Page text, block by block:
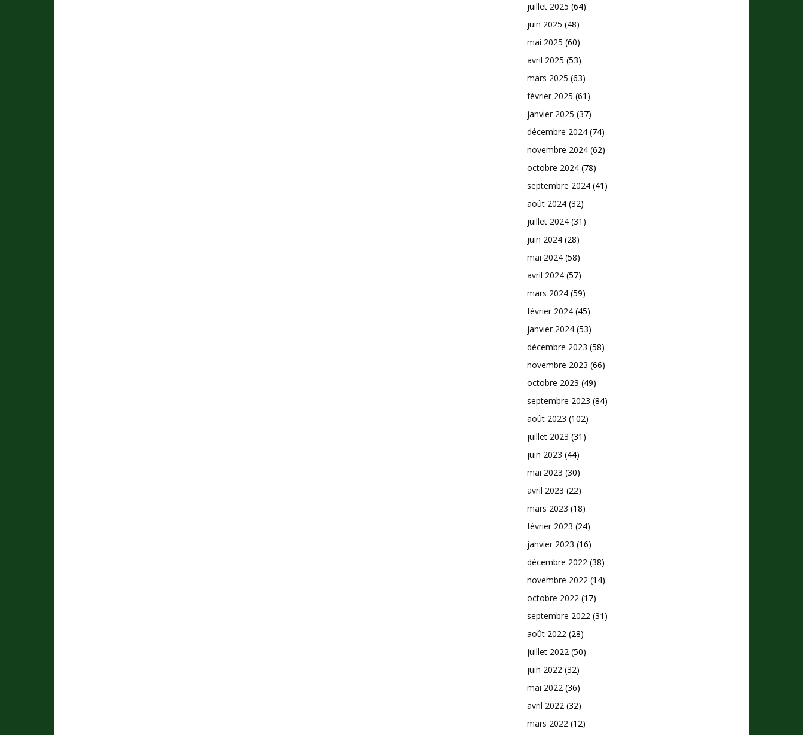
juillet 2025 (64)
juin 2025 (48)
mai 2025 (60)
avril 2025 (53)
mars 2025 (63)
février 2025 (61)
janvier 2025 (37)
décembre 2024 (74)
novembre 2024 (62)
octobre 2024 (78)
septembre 2024 (41)
août 2024 (32)
juillet 2024 (31)
juin 2024 (28)
mai 2024 (58)
avril 2024 (57)
mars 2024 (59)
février 2024 (45)
janvier 2024 (53)
décembre 2023 (58)
novembre 2023 (66)
octobre 2023 (49)
septembre 2023 (84)
août 2023 (102)
juillet 2023 (31)
juin 2023 (44)
mai 2023 (30)
avril 2023 (22)
mars 2023 (18)
février 2023 (24)
janvier 2023 (16)
décembre 2022 (38)
novembre 2022 (14)
octobre 2022 (17)
septembre 2022 (31)
août 2022 (28)
juillet 2022 (50)
juin 2022 (32)
mai 2022 (36)
avril 2022 (32)
mars 2022 (12)